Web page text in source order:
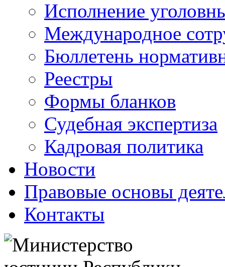
Исполнение
Международное
Бюллетень
Реестры
Формы бланков
Судебная экспертиза
Кадровая политика
Новости
Правовые основы
Контакты